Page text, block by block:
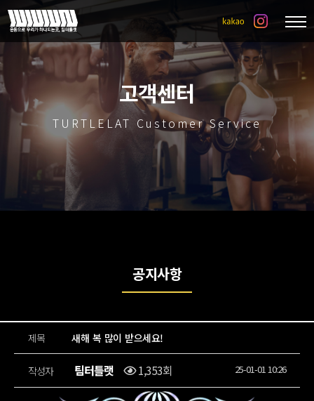
고객센터
TURTLELAT Customer Service
공지사항
제목 새해 복 많이 받으세요!
작성자 팀터틀랫 1,353회 25-01-01 10:26